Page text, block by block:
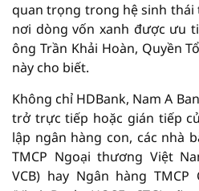
quan trọng trong hệ sinh thái
nơi dòng vốn xanh được ưu
ông Trần Khải Hoàn, Quyền
này cho biết.
Không chỉ HDBank, Nam A
trở trực tiếp hoặc gián tiếp
lập ngân hàng con, các nhà
TMCP Ngoại thương Việt
VCB) hay Ngân hàng